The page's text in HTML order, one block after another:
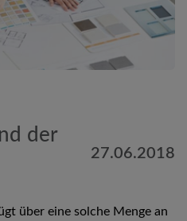
der
27.06.2018
über eine solche Menge an